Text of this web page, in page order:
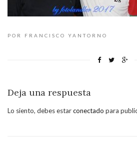
POR FRANCISCO YANTORNO
Deja una respuesta
Lo siento, debes estarconectado para